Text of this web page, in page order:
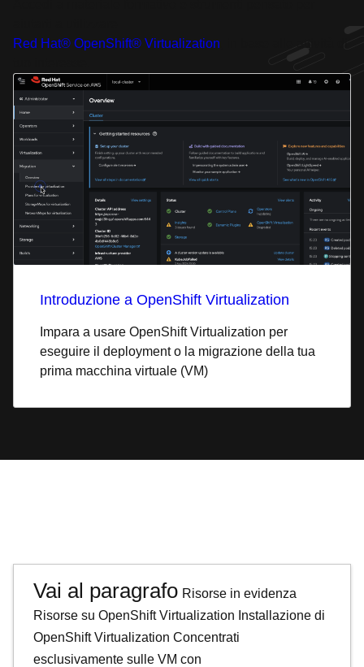
Red Hat® OpenShift® Virtualization
Introduzione a OpenShift Virtualization
Impara a usare OpenShift Virtualization per
eseguire il deployment o la migrazione della tua
prima macchina virtuale (VM)
Vai al paragrafo Risorse in evidenza
Risorse su OpenShift Virtualization Installazione di
OpenShift Virtualization Concentrati
esclusivamente sulle VM con